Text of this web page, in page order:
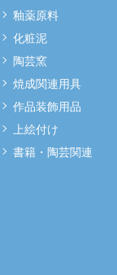
釉薬原料
化粧泥
陶芸窯
焼成関連用具
作品装飾用品
上絵付け
書籍・陶芸関連